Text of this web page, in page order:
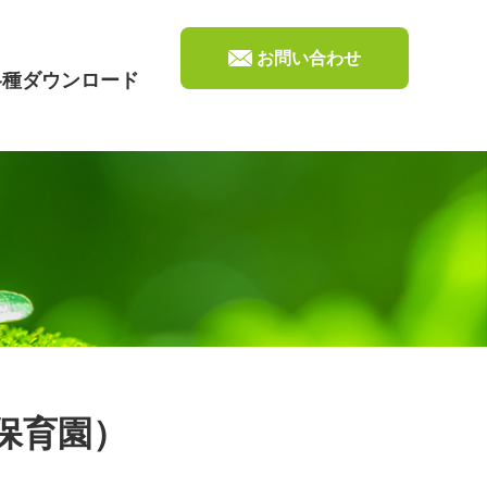
ダウンロード
お問い合わせ
園）